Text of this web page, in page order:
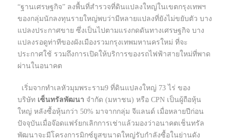
“ฐานเศรษฐกิจ” ลงพื้นที่สำรวจที่ดินแปลงใหญ่ในเขตกรุงเทพฯ
ของกลุ่มนักลงทุนรายใหญ่พบว่ามีหลายแปลงที่ยังไม่ขยับตัว บาง
แปลงประกาศขาย ซึ่งเป็นไปตามแรงกดดันทางเศรษฐกิจ บาง
แปลงรอดูท่าทีของผังเมืองรวมกรุงเทพมหานครใหม่ ที่จะ
ประกาศใช้ รวมถึงการเปิดให้บริการของรถไฟฟ้าสายใหม่ที่พาด
ผ่านในอนาคต
เริ่มจากทำเลหัวมุมพระราม9 ที่ดินแปลงใหญ่ 73 ไร่ ของ
บริษัท เซ็นทรัลพัฒนา จำกัด (มหาชน) หรือ CPN เป็นผู้ถือหุ้น
ใหญ่ หลังซื้อหุ้นกว่า 50% มาจากกลุ่ม จีแลนด์ เมื่อหลายปีก่อน
ปัจจุบันเมื่อจ๊อดแฟร์ยกเลิกการเช่าแล้วมองว่าอนาคตเช็นทรัล
พัฒนาจะมีโครงการมิกซ์ยูสขนาดใหญ่รับกำลังซื้อในย่านดัง